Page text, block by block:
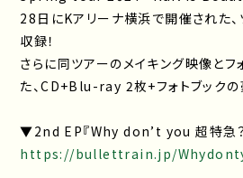
28日にKアリーナ横浜で開催された
収録！
さらに同ツアーのメイキング映像と
た、CD+Blu-ray 2枚+フォトブックの
▼2nd EP『Why don’t you 超特急？
https://bullettrain.jp/